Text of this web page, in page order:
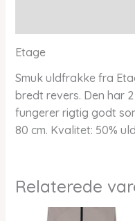
Etage
Smuk uldfrakke fra
bredt revers. Den har
fungerer rigtig godt
80 cm. Kvalitet: 50%
Relaterede